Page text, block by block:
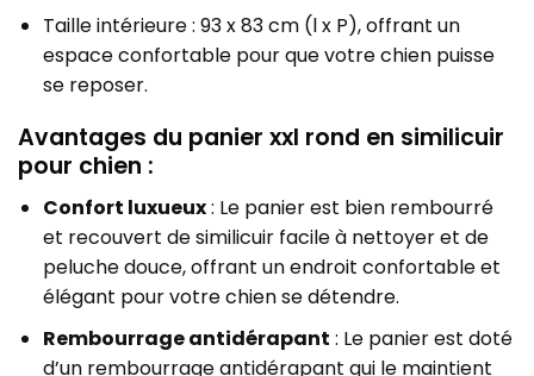
Taille intérieure : 93 x 83 cm (l x P), offrant un
espace confortable pour que votre chien puisse
se reposer.
Avantages du panier xxl rond en similicuir
pour chien :
Confort luxueux: Le panier est bien rembourré
et recouvert de similicuir facile à nettoyer et de
peluche douce, offrant un endroit confortable et
élégant pour votre chien se détendre.
Rembourrage antidérapant : Le panier est doté
d’un rembourrage antidérapant qui le maintient